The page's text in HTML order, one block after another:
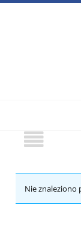
Nie znaleziono